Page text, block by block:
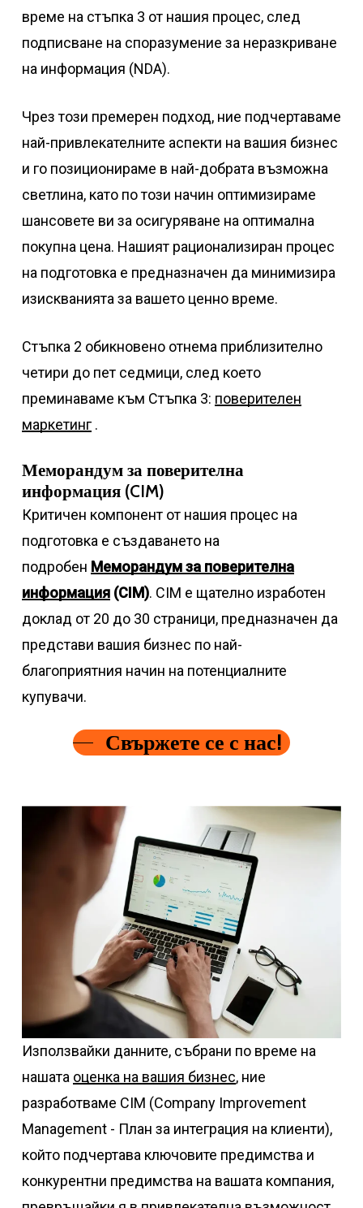
време на стъпка 3 от нашия процес, след
подписване на споразумение за неразкриване
на информация (NDA).
Чрез този премерен подход, ние подчертаваме
най-привлекателните аспекти на вашия бизнес
и го позиционираме в най-добрата възможна
светлина, като по този начин оптимизираме
шансовете ви за осигуряване на оптимална
покупна цена. Нашият рационализиран процес
на подготовка е предназначен да минимизира
изискванията за вашето ценно време.
Стъпка 2 обикновено отнема приблизително
четири до пет седмици, след което
преминаваме към Стъпка 3: поверителен
маркетинг.
Меморандум за поверителна
информация (CIM)
Критичен компонент от нашия процес на
подготовка е създаването на
подробен Меморандум за поверителна
информация(CIM). CIM е щателно изработен
доклад от 20 до 30 страници, предназначен да
представи вашия бизнес по най-
благоприятния начин на потенциалните
купувачи.
Свържете се с нас!
Използвайки данните, събрани по време на
нашата оценка на вашия бизнес, ние
разработваме CIM (Company Improvement
Management - План за интеграция на клиенти),
който подчертава ключовите предимства и
конкурентни предимства на вашата компания,